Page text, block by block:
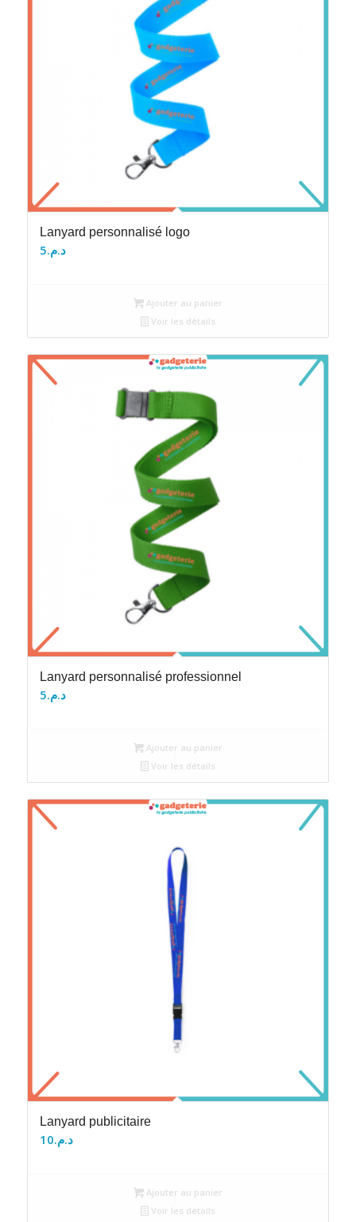
Lanyard personnalisé logo
د.م.5
Ajouter au panier
Voir les détails
Lanyard personnalisé professionnel
د.م.5
Ajouter au panier
Voir les détails
Lanyard publicitaire
د.م.10
Ajouter au panier
Voir les détails